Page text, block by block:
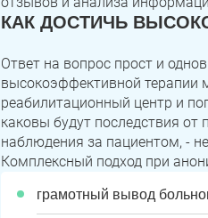
КАК ДОСТИЧЬ
Ответ на вопрос прост и
высокоэффективной терапии
реабилитационный центр и
каковы будут последствия
наблюдения за пациентом, -
Комплексный подход при
грамотный вывод